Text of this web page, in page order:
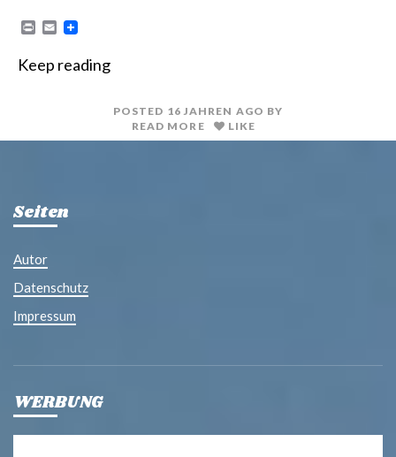
n
E
i
Keep reading
POSTED 16 JAHREN AGO BY
READ MORE
LIKE
Seiten
Autor
Datenschutz
Impressum
WERBUNG